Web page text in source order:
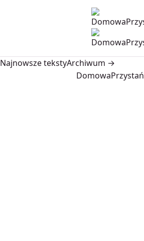
Najnowsze tekstyArchiwum →
DomowaPrzystań